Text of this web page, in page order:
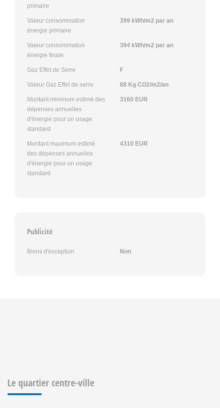
primaire
Valeur consommation
énergie primaire
399 kWh/m2 par an
Valeur consommation
énergie finale
394 kWh/m2 par an
Gaz Effet de Serre F
Valeur Gaz Effet de serre 88 Kg CO2/m2/an
Montant minimum estimé des
dépenses annuelles
d'énergie pour un usage
standard
3160 EUR
Montant maximum estimé
des dépenses annuelles
d'énergie pour un usage
standard
4310 EUR
Publicité
Biens d'exception Non
Le quartier centre-ville